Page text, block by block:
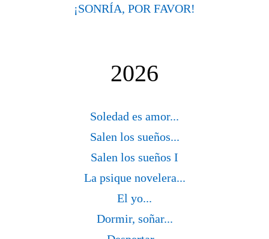
¡SONRÍA, POR FAVOR!
2026
Soledad es amor...
Salen los sueños...
Salen los sueños I
La psique novelera...
El yo...
Dormir, soñar...